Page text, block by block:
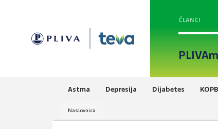
ČLANCI
Astma Depresija Dijabetes KOPB
Naslovnica